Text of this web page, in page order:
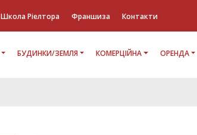
Школа Ріелтора Франшиза Контакти
БУДИНКИ/ЗЕМЛЯ КОМЕРЦІЙНА ОРЕНДА